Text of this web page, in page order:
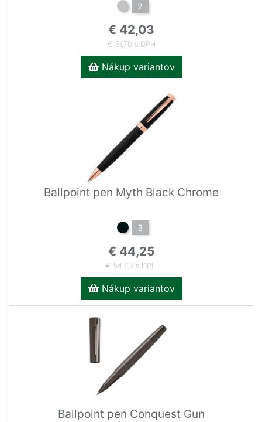
2
€ 42,03
€ 51,70 s DPH
Nákup variantov
Ballpoint pen Myth Black Chrome
3
€ 44,25
€ 54,43 s DPH
Nákup variantov
Ballpoint pen Conquest Gun